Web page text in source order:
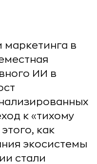
в
ИИ в
к «тихому
как
экосистемы
стали